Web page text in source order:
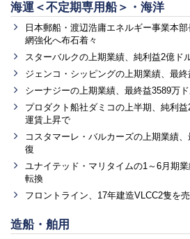
海運＜不定期専用船＞・海洋
日本郵船・渡辺浩庸エネルギー事業本
網強化へ布石着々
スターバルクの上期業績、純利益2億ド
ジェンコ・シッピングの上期業績、最
シーナジーの上期業績、最終益3589万
プロダクト船社ダミコの上半期、純利
運賃上昇で
コスタマーレ・バルカーズの上期業績
復
ユナイテッド・マリタイムの1～6月期
転換
フロントライン、17年建造VLCC2隻を
造船・舶用